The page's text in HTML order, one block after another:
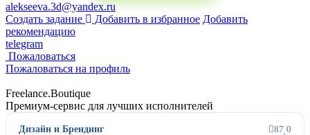
alekseeva.3d@yandex.ru
Создать задание
Добавить в избранное Добавить
рекомендацию
telegram
Пожаловаться
Пожаловаться на профиль
Freelance.Boutique
Премиум-сервис для лучших исполнителей
Дизайн и Брендинг 87 0